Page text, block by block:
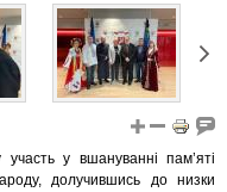
у вшануванні пам’яті
долучившись до низки